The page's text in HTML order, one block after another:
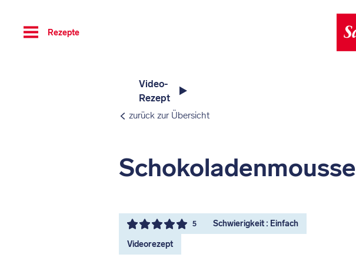
Toggle
navigation
Rezepte
Video-
Rezept
zurück zur Übersicht
Schokoladenmousse
5 Schwierigkeit : Einfach
Videorezept